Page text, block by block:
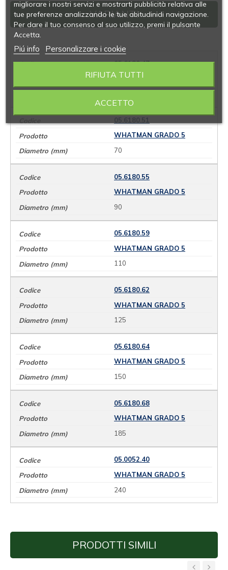
VARIANTI
05.6180.47
WHATMAN GRADO 5
05.6180.51
WHATMAN GRADO 5
70
05.6180.55
WHATMAN GRADO 5
90
05.6180.59
WHATMAN GRADO 5
110
05.6180.62
WHATMAN GRADO 5
125
05.6180.64
WHATMAN GRADO 5
150
05.6180.68
WHATMAN GRADO 5
185
05.0052.40
WHATMAN GRADO 5
240
PRODOTTI SIMILI
migliorare i nostri servizi e mostrarti pubblicità relativa alle
tue preferenze analizzando le tue abitudinidi navigazione.
Per dare il tuo consenso al suo utilizzo, premi il pulsante
Accetta.
Piú info Personalizzare i cookie
RIFIUTA TUTTI
ACCETTO